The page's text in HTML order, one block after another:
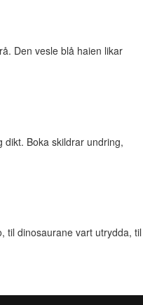
Den vesle blå haien likar
dikt. Boka skildrar undring,
til dinosaurane vart utrydda, til